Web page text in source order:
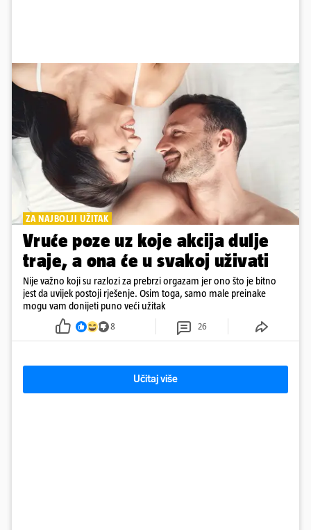
ZA NAJBOLJI UŽITAK
Vruće poze uz koje akcija dulje
traje, a ona će u svakoj uživati
Nije važno koji su razlozi za prebrzi orgazam jer ono što je bitno
jest da uvijek postoji rješenje. Osim toga, samo male preinake
mogu vam donijeti puno veći užitak
8 26
Učitaj više